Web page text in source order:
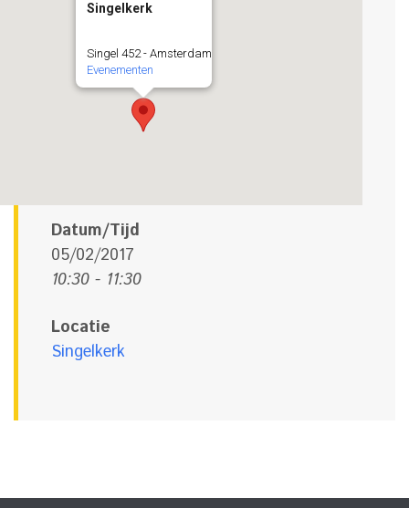
Singelkerk
Singel 452 - Amsterdam
Evenementen
Datum/Tijd
05/02/2017
10:30 - 11:30
Locatie
Singelkerk